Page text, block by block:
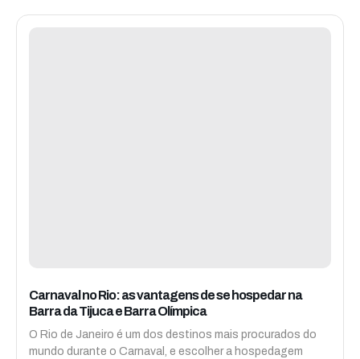
Carnaval no Rio: as vantagens de se hospedar na
Barra da Tijuca e Barra Olímpica
O Rio de Janeiro é um dos destinos mais procurados do
mundo durante o Carnaval, e escolher a hospedagem